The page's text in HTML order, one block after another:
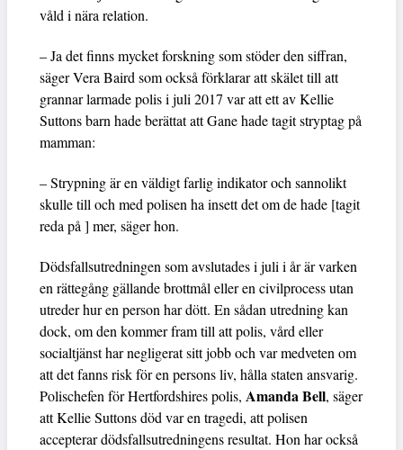
våld i nära relation.
– Ja det finns mycket forskning som stöder den siffran,
säger Vera Baird som också förklarar att skälet till att
grannar larmade polis i juli 2017 var att ett av Kellie
Suttons barn hade berättat att Gane hade tagit stryptag på
mamman:
– Strypning är en väldigt farlig indikator och sannolikt
skulle till och med polisen ha insett det om de hade [tagit
reda på ] mer, säger hon.
Dödsfallsutredningen som avslutades i juli i år är varken
en rättegång gällande brottmål eller en civilprocess utan
utreder hur en person har dött. En sådan utredning kan
dock, om den kommer fram till att polis, vård eller
socialtjänst har negligerat sitt jobb och var medveten om
att det fanns risk för en persons liv, hålla staten ansvarig.
Polischefen för Hertfordshires polis, Amanda Bell, säger
att Kellie Suttons död var en tragedi, att polisen
accepterar dödsfallsutredningens resultat. Hon har också